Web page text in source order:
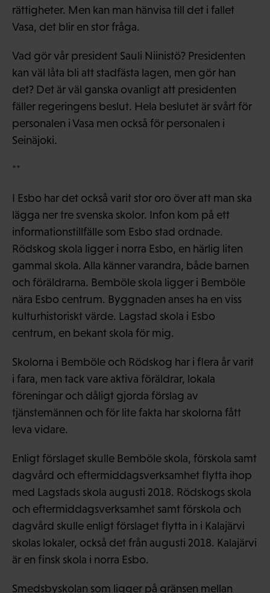
rättigheter. Men kan man hänvisa till det i fallet
Vasa, det blir en stor fråga.
Vad gör vår president Sauli Niinistö? Presidenten
kan väl låta bli att stadfästa lagen, men gör han
det? Det är väl ganska ovanligt att presidenten
fäller regeringens beslut. Hela beslutet är svårt för
personalen i Vasa men också för personalen i
Seinäjoki.
**
I Esbo har det också varit stor oro över att man ska
lägga ner tre svenska skolor. Infon kom på ett
informationstillfälle som Esbo stad ordnade.
Rödskog skola ligger i norra Esbo, en härlig liten
gammal skola. Alla känner varandra, både barnen
och föräldrarna. Bemböle skola ligger i Bemböle
nära Esbo centrum. Byggnaden anses ha en viss
kulturhistoriskt värde. Lagstad skola i Esbo
centrum, en bekant skola för mig.
Skolorna i Bemböle och Rödskog har i flera år varit
i fara, men tack vare aktiva föräldrar, lokala
föreningar och dåligt gjorda förslag av
tjänstemännen och för lite fakta har skolorna fått
leva vidare.
Enligt förslaget skulle Bemböle skola, förskola samt
dagvård och eftermiddagsverksamhet flytta ihop
med Lagstads skola augusti 2018. Rödskogs skola
och eftermiddagsverksamhet samt förskola och
dagvård skulle enligt förslaget flytta in i Kalajärvi
skolas lokaler, också det från augusti 2018. Kalajärvi
är en finsk skola i norra Esbo.
Smedsbyskolan som ligger på gränsen mellan